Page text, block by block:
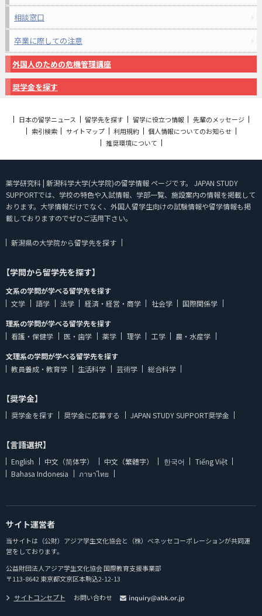
相談窓口
卒業に際しての注意
外国人のための危機管理講座
奨学金を探す
日本の留学ニュース 留学先を探す 留学に役立つ情報
先輩のメッセージ
索引検索
サイトマップ 利用規約
個人情報についてのお知らせ
推奨環境について
薬学研究科 | 新潟科学大学(大学院)の留学情報 ページです。 JAPAN STUDY
SUPPORTでは、学校の特色や入試情報、学部一覧、施設案内の情報を掲載して
おります。大学情報だけでなく、外国人留学生向けの試験情報や留学情報も掲
載しておりますのでぜひご活用下さい。
新潟県の大学院から留学先を探す
【学問から留学先を探す】
文系の学問が学べる留学先を探す
文学
語学 法学 経済・経営・商学 社会学
国際関係学
理系の学問が学べる留学先を探す
看護・保健学
医・歯学 薬学 理学 工学
農・水産学
文理系の学問が学べる留学先を探す
教員養成・教育学
生活科学 芸術学 総合科学
【奨学金】
奨学金を探す 奨学金に応募する JAPAN STUDY SUPPORT奨学金
【言語選択】
English 中文（简体字） 中文（繁體字） 한국어
Tiếng Việt
Bahasa Indonesia
ภาษาไทย
サイト運営者
当サイトは（公財）アジア学生文化協会と（株）ベネッセコーポレーションが共同運
営をしております。
公益財団法人アジア学生文化協会 国際教育支援事業部
〒113-8642 東京都文京区本駒込2-12-13
サイトコンセプト
お問い合わせ